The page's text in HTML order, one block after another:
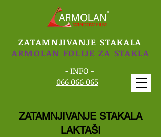
ZATAMNJIVANJE STAKALA
ARMOLAN FOLIJE ZA STAKLA
- INFO -
066 066 065
ZATAMNJIVANJE STAKALA
LAKTAŠI